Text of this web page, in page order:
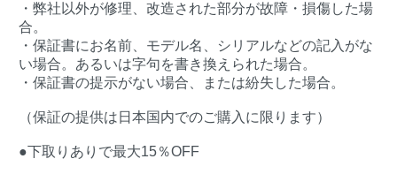
・弊社以外が修理、改造された部分が故障・損傷した場
合。
・保証書にお名前、モデル名、シリアルなどの記入がな
い場合。あるいは字句を書き換えられた場合。
・保証書の提示がない場合、または紛失した場合。
（保証の提供は日本国内でのご購入に限ります）
●下取りありで最大15％OFF